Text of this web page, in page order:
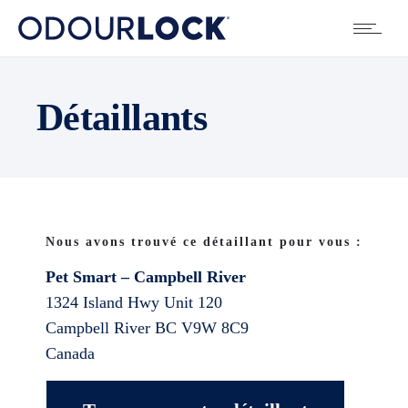
Détaillants
Nous avons trouvé ce détaillant pour vous :
Pet Smart – Campbell River
1324 Island Hwy Unit 120
Campbell River BC V9W 8C9
Canada